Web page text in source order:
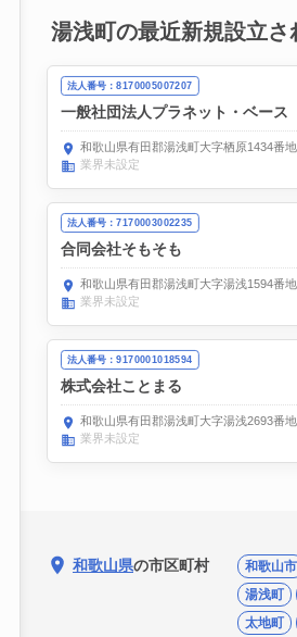
湯浅町の最近新規設立さ
法人番号：8170005007207
一般社団法人プラネット・ベース
和歌山県有田郡湯浅町大字栖原1434番地
業界未設定
法人番号：7170003002235
合同会社そもそも
和歌山県有田郡湯浅町大字湯浅1594番
業界未設定
法人番号：9170001018594
株式会社ことまる
和歌山県有田郡湯浅町大字湯浅2693番
業界未設定
和歌山県の市区町村 和歌山市
湯浅町
太地町